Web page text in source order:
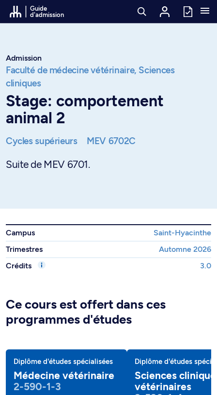
Passer au contenu
Guide
d'admission
Admission
Faculté de médecine vétérinaire, Sciences
cliniques
Stage: comportement
animal 2
Cycles supérieurs MEV 6702C
Suite de MEV 6701.
Campus
Saint-Hyacinthe
Trimestres
Automne 2026
Crédits
3.0
Ce cours est offert dans ces
programmes d'études
Diplôme d'études spécialisées
Médecine vétérinaire
2-590-1-3
Diplôme d'études
Sciences
vétérinaires